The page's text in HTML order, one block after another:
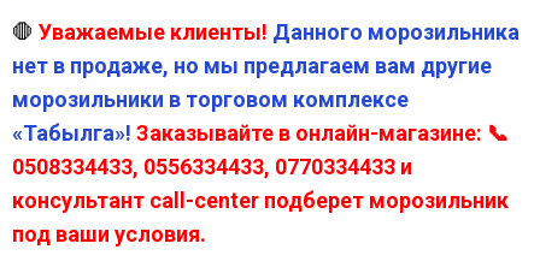
🛑 Уважаемые клиенты! Данного морозильника
нет в продаже, но мы предлагаем вам другие
морозильники в торговом комплексе
«Табылга»! Заказывайте в онлайн-магазине: 📞
0508334433, 0556334433, 0770334433 и
консультант call-center подберет морозильник
под ваши условия.